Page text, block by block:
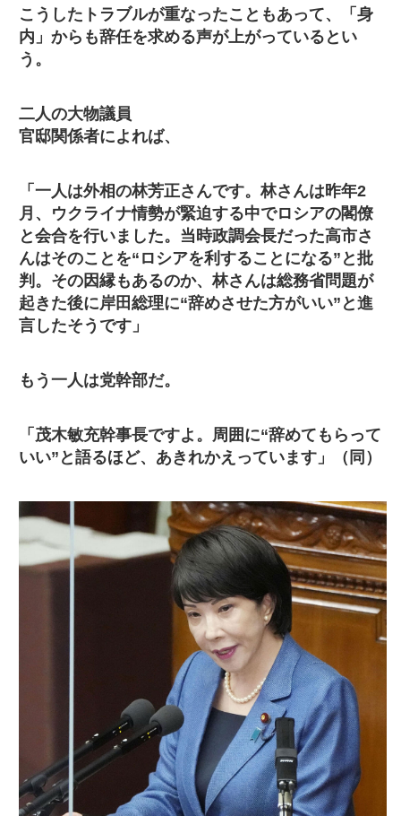
こうしたトラブルが重なったこともあって、「身
内」からも辞任を求める声が上がっているとい
う。
二人の大物議員
官邸関係者によれば、
「一人は外相の林芳正さんです。林さんは昨年2
月、ウクライナ情勢が緊迫する中でロシアの閣僚
と会合を行いました。当時政調会長だった高市さ
んはそのことを“ロシアを利することになる”と批
判。その因縁もあるのか、林さんは総務省問題が
起きた後に岸田総理に“辞めさせた方がいい”と進
言したそうです」
もう一人は党幹部だ。
「茂木敏充幹事長ですよ。周囲に“辞めてもらって
いい”と語るほど、あきれかえっています」（同）